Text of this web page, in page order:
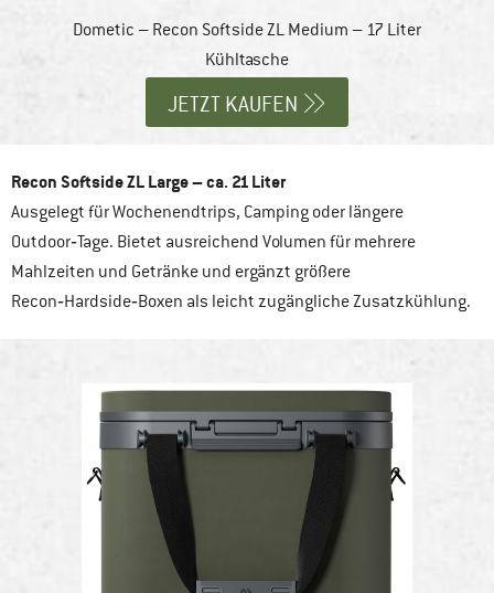
Dometic – Recon Softside ZL Medium – 17 Liter
Kühltasche
JETZT KAUFEN
Recon Softside ZL Large – ca. 21 Liter
Ausgelegt für Wochenendtrips, Camping oder längere
Outdoor‑Tage. Bietet ausreichend Volumen für mehrere
Mahlzeiten und Getränke und ergänzt größere
Recon‑Hardside‑Boxen als leicht zugängliche Zusatzkühlung.